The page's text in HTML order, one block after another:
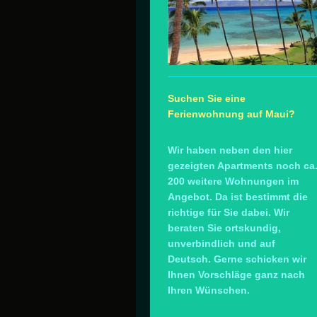
Suchen Sie eine
Ferienwohnung auf Maui?
Wir haben neben den hier
gezeigten Apartments noch ca.
200 weitere Wohnungen im
Angebot. Da ist bestimmt die
richtige für Sie dabei. Wir
beraten Sie ortskundig,
unverbindlich und auf
Deutsch. Gerne schicken wir
Ihnen Vorschläge ganz nach
Ihren Wünschen.